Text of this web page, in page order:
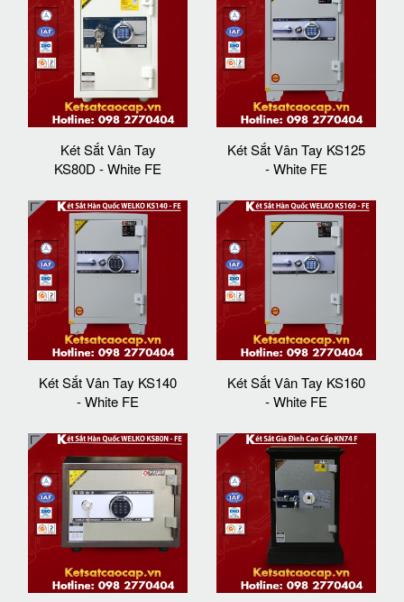
Két Sắt Vân Tay
KS80D - White FE
Két Sắt Vân Tay KS125
- White FE
Két Sắt Vân Tay KS140
- White FE
Két Sắt Vân Tay KS160
- White FE